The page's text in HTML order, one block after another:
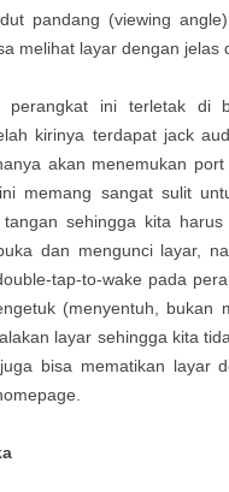
pandang (viewing
melihat layar dengan jelas
perangkat ini terletak di
kirinya terdapat jack
akan menemukan port
memang sangat sulit
sehingga kita
dan mengunci layar,
tap-to-wake pada
(menyentuh, bukan
layar sehingga kita
bisa mematikan layar